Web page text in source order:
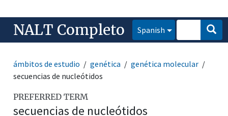
NALT Completo Spanish
ámbitos de estudio genética
genética molecular
secuencias de nucleótidos
PREFERRED TERM
secuencias de nucleótidos